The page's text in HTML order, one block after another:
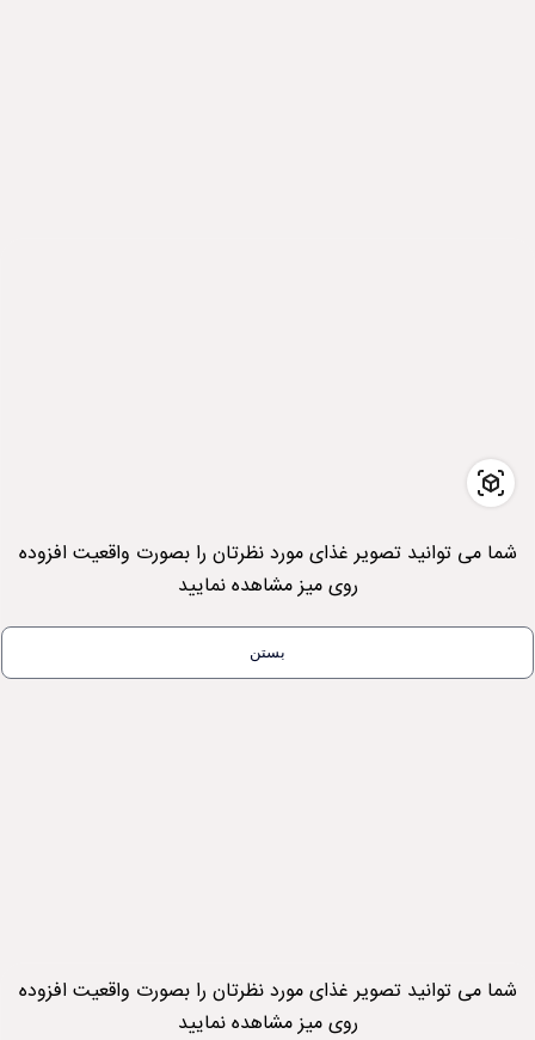
شما می توانید تصویر غذای مورد نظرتان را بصورت واقعیت افزوده
روی میز مشاهده نمایید
بستن
شما می توانید تصویر غذای مورد نظرتان را بصورت واقعیت افزوده
روی میز مشاهده نمایید